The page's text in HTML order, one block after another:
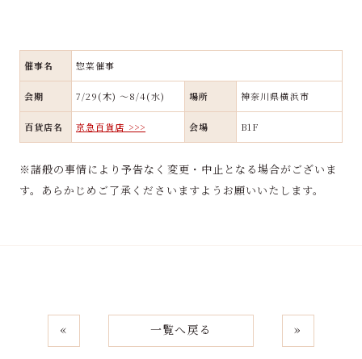
催事名 惣菜催事
会期 7/29(木) ～8/4(水) 場所 神奈川県横浜市
百貨店名 京急百貨店 >>> 会場 B1F
※諸般の事情により予告なく変更・中止となる場合がございま
す。あらかじめご了承くださいますようお願いいたします。
« 一覧へ戻る »